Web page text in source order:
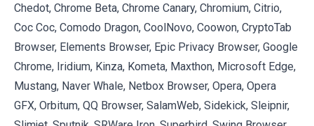
Chedot, Chrome Beta, Chrome Canary, Chromium, Citrio,
Coc Coc, Comodo Dragon, CoolNovo, Coowon, CryptoTab
Browser, Elements Browser, Epic Privacy Browser, Google
Chrome, Iridium, Kinza, Kometa, Maxthon, Microsoft Edge,
Mustang, Naver Whale, Netbox Browser, Opera, Opera
GFX, Orbitum, QQ Browser, SalamWeb, Sidekick, Sleipnir,